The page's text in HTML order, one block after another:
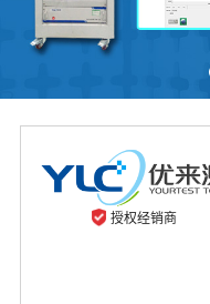
授权经销商